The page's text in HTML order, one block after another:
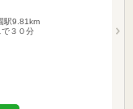
駅9.81km
３０分